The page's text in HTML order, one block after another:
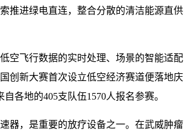
推进绿电直连，整合分散的清洁能源直供
空飞行数据的实时处理、场景的智能适配
创新大赛首次设立低空经济赛道便落地庆
各地的405支队伍1570人报名参赛。
器，是重要的放疗设备之一。在武威肿瘤